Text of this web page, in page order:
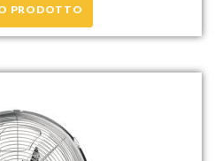
PRODOTTO